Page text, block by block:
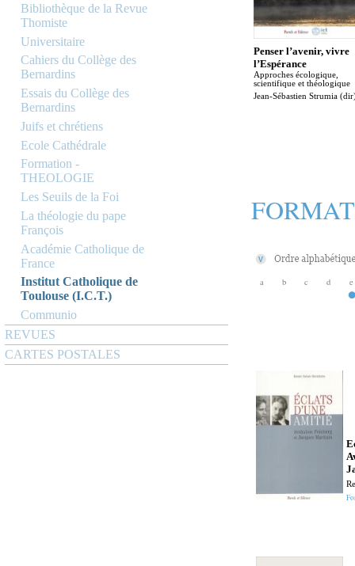
Bibliothèque de la Revue
Thomiste
Universitaire
Cahiers du Collège des
Bernardins
Essais du Collège des
Bernardins
Juifs et chrétiens
Ecole Cathédrale
Formation -
THEOLOGIE
Les Seuils de la Foi
La théologie du pape
François
Académie Catholique de
France
Institut Catholique de
Toulouse (I.C.T.)
Communio
REVUES
CARTES POSTALES
Penser l’avenir, vivre
l’Espérance
Approches écologique,
scientifique et théologique
Jean-Sébastien Strumia
a b c d e